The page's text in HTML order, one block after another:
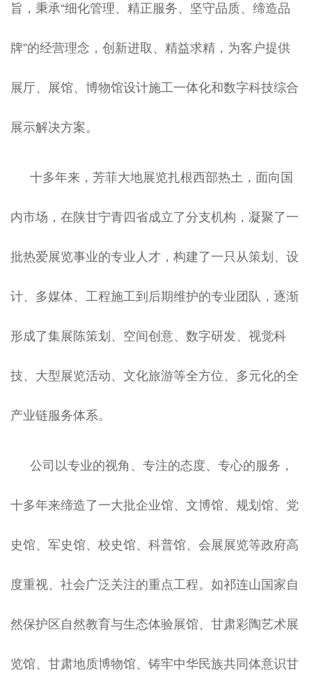
旨，秉承“细化管理、精正服务、坚守品质、缔造品
牌”的经营理念，创新进取、精益求精，为客户提供
展厅、展馆、博物馆设计施工一体化和数字科技综合
展示解决方案。
十多年来，芳菲大地展览扎根西部热土，面向国
内市场，在陕甘宁青四省成立了分支机构，凝聚了一
批热爱展览事业的专业人才，构建了一只从策划、设
计、多媒体、工程施工到后期维护的专业团队，逐渐
形成了集展陈策划、空间创意、数字研发、视觉科
技、大型展览活动、文化旅游等全⽅位、多元化的全
产业链服务体系。
公司以专业的视角、专注的态度、专心的服务，
十多年来缔造了一大批企业馆、⽂博馆、规划馆、党
史馆、军史馆、校史馆、科普馆、会展展览等政府高
度重视、社会广泛关注的重点工程。如祁连山国家自
然保护区自然教育与生态体验展馆、甘肃彩陶艺术展
览馆、甘肃地质博物馆、铸牢中华民族共同体意识甘